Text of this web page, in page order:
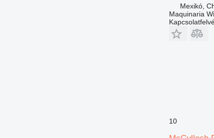
Mexikó,
Maquinaria
10